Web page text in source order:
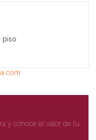
piso
y conoce el valor de tu